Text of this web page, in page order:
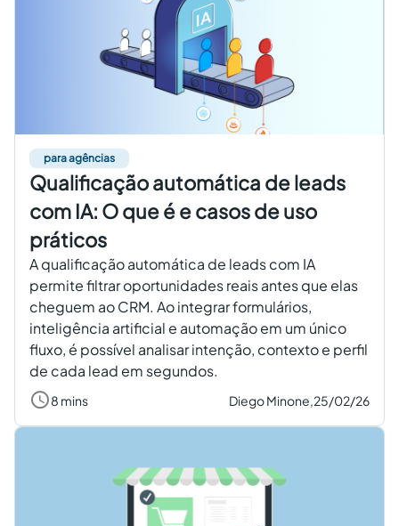
para agências
Qualificação automática de leads
com IA: O que é e casos de uso
práticos
A qualificação automática de leads com IA
permite filtrar oportunidades reais antes que elas
cheguem ao CRM. Ao integrar formulários,
inteligência artificial e automação em um único
fluxo, é possível analisar intenção, contexto e perfil
de cada lead em segundos.
8 mins Diego Minone,25/02/26